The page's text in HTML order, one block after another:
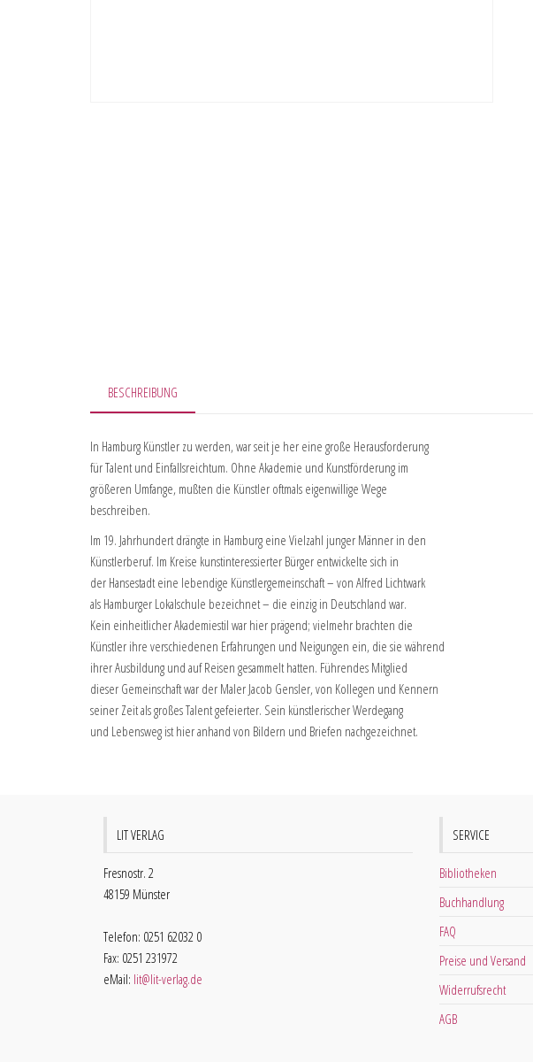
BESCHREIBUNG
In Hamburg Künstler zu werden, war seit je her eine große Herausforderung
für Talent und Einfallsreichtum. Ohne Akademie und Kunstförderung im
größeren Umfange, mußten die Künstler oftmals eigenwillige Wege
beschreiben.
Im 19. Jahrhundert drängte in Hamburg eine Vielzahl junger Männer in den
Künstlerberuf. Im Kreise kunstinteressierter Bürger entwickelte sich in
der Hansestadt eine lebendige Künstlergemeinschaft – von Alfred Lichtwark
als Hamburger Lokalschule bezeichnet – die einzig in Deutschland war.
Kein einheitlicher Akademiestil war hier prägend; vielmehr brachten die
Künstler ihre verschiedenen Erfahrungen und Neigungen ein, die sie während
ihrer Ausbildung und auf Reisen gesammelt hatten. Führendes Mitglied
dieser Gemeinschaft war der Maler Jacob Gensler, von Kollegen und Kennern
seiner Zeit als großes Talent gefeierter. Sein künstlerischer Werdegang
und Lebensweg ist hier anhand von Bildern und Briefen nachgezeichnet.
LIT VERLAG
Fresnostr. 2
48159 Münster
Telefon: 0251 62032 0
Fax: 0251 231972
eMail: lit@lit-verlag.de
SERVICE
Bibliotheken
Buchhandlung
FAQ
Preise und Versand
Widerrufsrecht
AGB